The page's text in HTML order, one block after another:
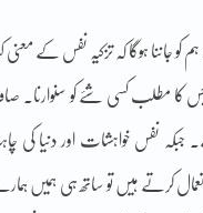
کو جاننا ہوگا کہ تزکیہ نفس کے معنی
کا مطلب کسی شئے کو سنوارنا۔
جبکہ نفس خواہشات اور دنیا کی
کرتے ہیں تو ساتھ ہی ہمیں